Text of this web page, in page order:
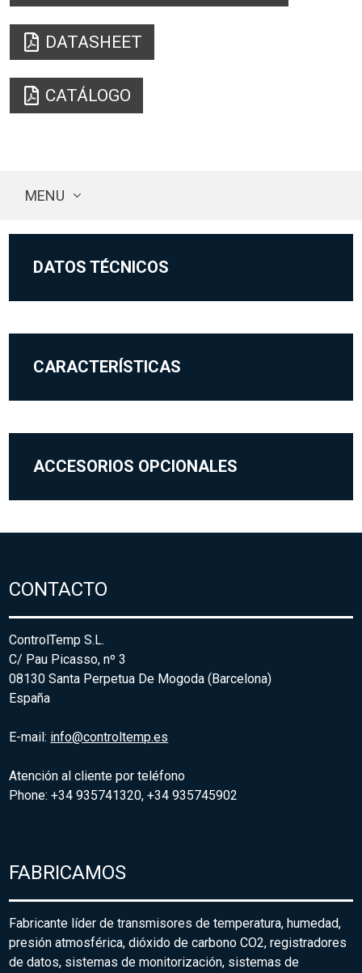
DATASHEET
CATÁLOGO
MENU
DATOS TÉCNICOS
CARACTERÍSTICAS
ACCESORIOS OPCIONALES
CONTACTO
ControlTemp S.L.
C/ Pau Picasso, nº 3
08130 Santa Perpetua De Mogoda (Barcelona)
España
E-mail: info@controltemp.es
Atención al cliente por teléfono
Phone: +34 935741320, +34 935745902
FABRICAMOS
Fabricante líder de transmisores de temperatura, humedad,
presión atmosférica, dióxido de carbono CO2, registradores
de datos, sistemas de monitorización, sistemas de